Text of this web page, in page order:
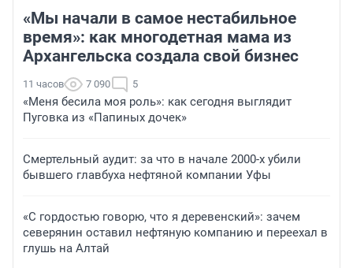
«Мы начали в самое нестабильное
время»: как многодетная мама из
Архангельска создала свой бизнес
11 часов 7 090 5
«Меня бесила моя роль»: как сегодня выглядит
Пуговка из «Папиных дочек»
Смертельный аудит: за что в начале 2000-х убили
бывшего главбуха нефтяной компании Уфы
«С гордостью говорю, что я деревенский»: зачем
северянин оставил нефтяную компанию и переехал в
глушь на Алтай